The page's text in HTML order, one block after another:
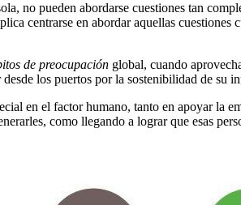
no pueden abordarse cuestiones tan
centrarse en abordar aquellas
de preocupación global, cuando
los puertos por la sostenibilidad de su
en el factor humano, tanto en apoyar la
como llegando a lograr que esas